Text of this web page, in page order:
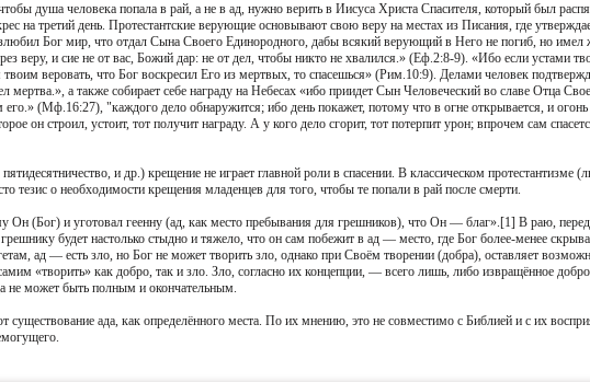
душа человека попала в рай, а не в ад, нужно верить в Иисуса Христа Спасителя, который был
на третий день. Протестантские верующие основывают свою веру на местах из Писания, где
Бог мир, что отдал Сына Своего Единородного, дабы всякий верующий в Него не погиб, но имел
веру, и сие не от вас, Божий дар: не от дел, чтобы никто не хвалился.» (Еф.2:8-9). «Ибо если устами
веровать, что Бог воскресил Его из мертвых, то спасешься» (Рим.10:9). Делами человек
мертва.», а также собирает себе награду на Небесах «ибо приидет Сын Человеческий во славе Отца
(Мф.16:27), "каждого дело обнаружится; ибо день покажет, потому что в огне открывается, и огонь
он строил, устоит, тот получит награду. А у кого дело сгорит, тот потерпит урон; впрочем сам
и др.) крещение не играет главной роли в спасении. В классическом протестантизме
тезис о необходимости крещения младенцев для того, чтобы те попали в рай после смерти.
Он (Бог) и уготовал геенну (ад, как место пребывания для грешников), что Он — благ».[1] В раю,
будет настолько стыдно и тяжело, что он сам побежит в ад — место, где Бог более-менее
ад — есть зло, но Бог не может творить зло, однако при Своём творении (добра), оставляет
«творить» как добро, так и зло. Зло, согласно их концепции, — всего лишь, либо извращённое
не может быть полным и окончательным.
существование ада, как определённого места. По их мнению, это не совместимо с Библией и с их